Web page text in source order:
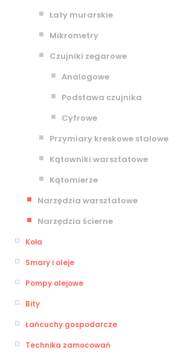
Łaty murarskie
Mikrometry
Czujniki zegarowe
Analogowe
Podstawa czujnika
Cyfrowe
Przymiary kreskowe stalowe
Kątowniki warsztatowe
Kątomierze
Narzędzia warsztatowe
Narzędzia ścierne
Koła
Smary i oleje
Pompy olejowe
Bity
Łańcuchy gospodarcze
Technika zamocowań